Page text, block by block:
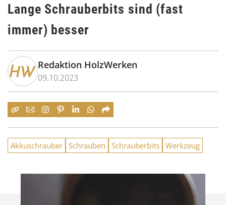
Lange Schrauberbits sind (fast
immer) besser
Redaktion HolzWerken
09.10.2023
Akkuschrauber Schrauben Schrauberbits Werkzeug